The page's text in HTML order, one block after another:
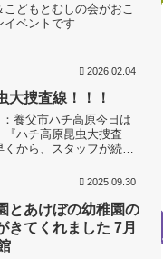
どもとむしの会がおこ
イベントです
2026.02.04
大捜査線！！！
養父市ハチ高原今日は
『ハチ高原昆虫大捜査
くから、スタッフが続々
。その間に、キッズスタ
は、小...
2025.09.30
とあけぼの幼稚園の
きてくれました 7月